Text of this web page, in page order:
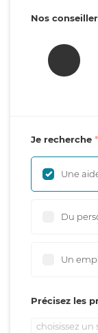
Nos
Je recherche
Une
Du
Un
Précisez les
choisissez un